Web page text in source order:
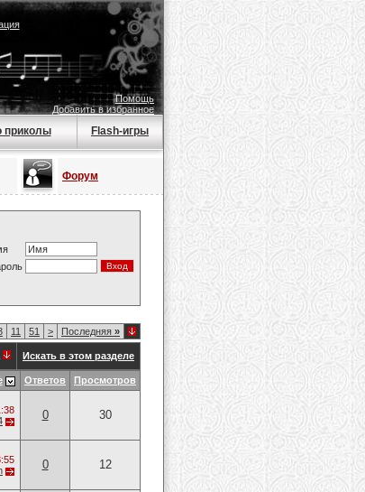
Помощь
Добавить в избранное
приколы Flash-игры
Форум
11 51 > Последняя »
Искать в этом разделе
Ответов Просмотров
0 30
0 12